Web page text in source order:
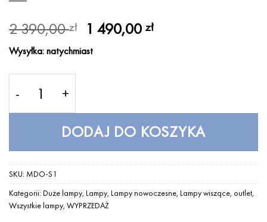
2 390,00zł Pierwotna
cena
wynosiła:
1 490,00złAktualna
Wysyłka: natychmiast
DODAJ DO KOSZYKA
SKU: MDO-S1
Kategorii: Duże lampy, Lampy, Lampy nowoczesne, Lampy wiszące, outlet,
Wszystkie lampy, WYPRZEDAŻ